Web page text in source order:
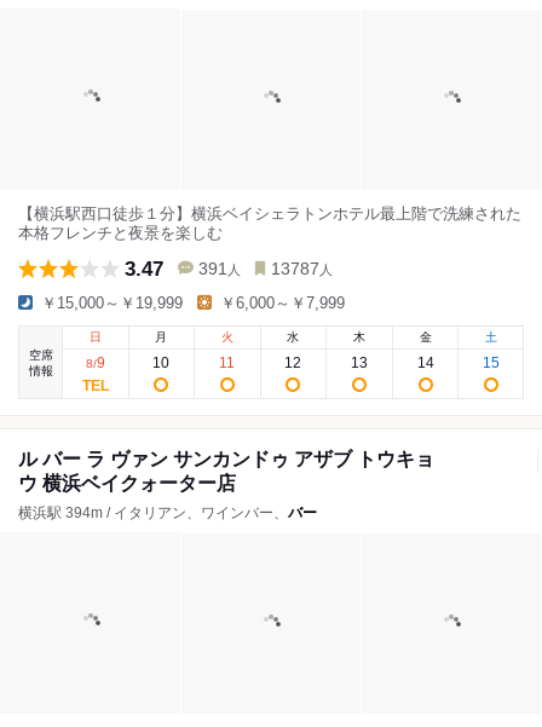
【横浜駅西口徒歩１分】横浜ベイシェラトンホテル最上階で洗練された
本格フレンチと夜景を楽しむ
3.47 391 人 13787 人
￥15,000～￥19,999 ￥6,000～￥7,999
空席
情報
日
8/9
月
10
火
11
水
12
木
13
金
14
土
15
ル バー ラ ヴァン サンカンドゥ アザブ トウキョ
ウ 横浜ベイクォーター店
横浜駅 394m / イタリアン、ワインバー、 バー